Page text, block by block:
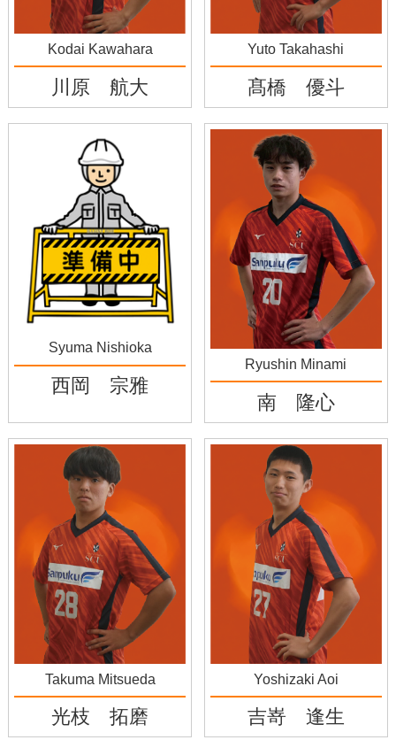
Kodai Kawahara
川原 航大
Yuto Takahashi
髙橋 優斗
Syuma Nishioka
西岡 宗雅
Ryushin Minami
南 隆心
Takuma Mitsueda
光枝 拓磨
Yoshizaki Aoi
吉嵜 逢生